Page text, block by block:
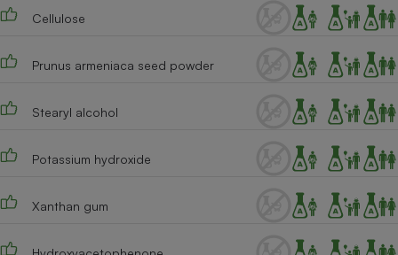
Cellulose
Prunus armeniaca seed powder
Stearyl alcohol
Potassium hydroxide
Xanthan gum
Climatiseur -